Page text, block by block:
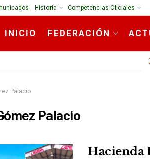
Historia Competencias Oficiales
INICIO FEDERACIÓN
Palacio
Palacio
Hacienda